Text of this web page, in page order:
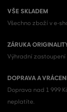
VŠE SKLADEM
Všechno zboží v e-
ZÁRUKA
Výhradní zastoupení
DOPRAVA A
Doprava nad 1 999
neplatíte.